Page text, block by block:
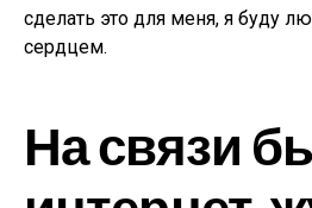
сделать это для меня, я буду
сердцем.
На связи